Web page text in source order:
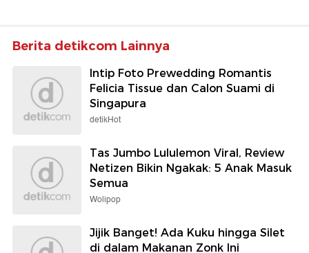
Berita detikcom Lainnya
Intip Foto Prewedding Romantis
Felicia Tissue dan Calon Suami di
Singapura
detikHot
Tas Jumbo Lululemon Viral, Review
Netizen Bikin Ngakak: 5 Anak Masuk
Semua
Wolipop
Jijik Banget! Ada Kuku hingga Silet
di dalam Makanan Zonk Ini